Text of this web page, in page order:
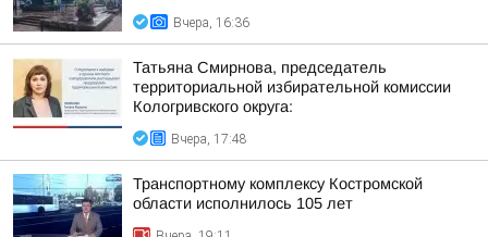
Вчера, 16:36
Татьяна Смирнова, председатель
территориальной избирательной комиссии
Кологривского округа:
Вчера, 17:48
Транспортному комплексу Костромской
области исполнилось 105 лет